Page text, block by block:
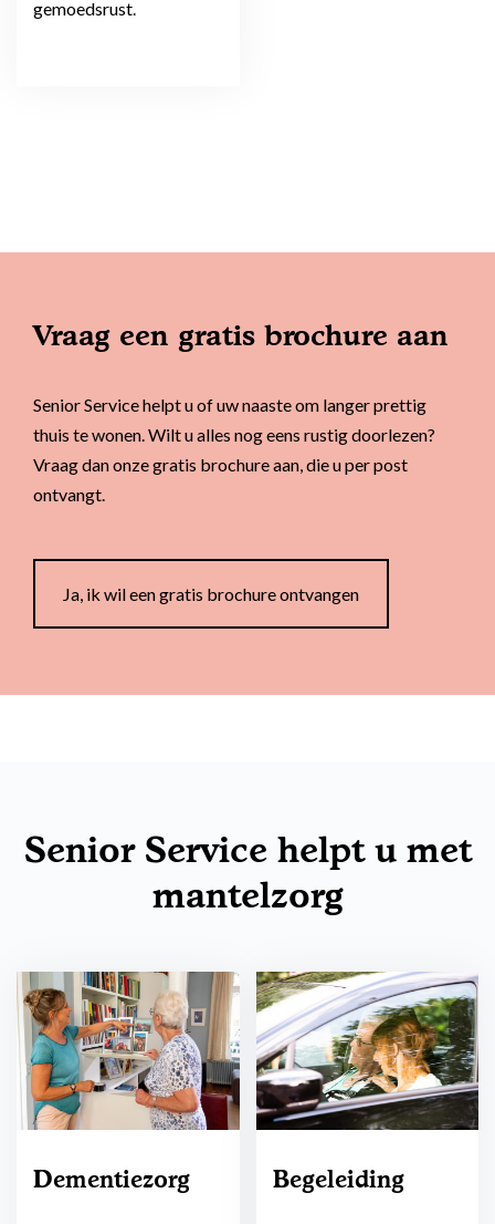
gemoedsrust.
Vraag een gratis brochure aan
Senior Service helpt u of uw naaste om langer prettig
thuis te wonen. Wilt u alles nog eens rustig doorlezen?
Vraag dan onze gratis brochure aan, die u per post
ontvangt.
Ja, ik wil een gratis brochure ontvangen
Senior Service helpt u met
mantelzorg
Dementiezorg Begeleiding